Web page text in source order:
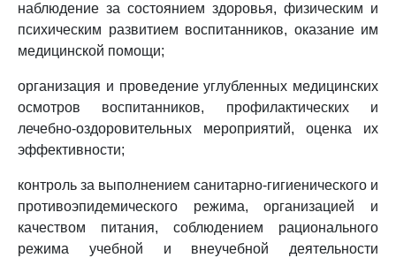
наблюдение за состоянием здоровья, физическим и
психическим развитием воспитанников, оказание им
медицинской помощи;
организация и проведение углубленных медицинских
осмотров воспитанников, профилактических и
лечебно-оздоровительных мероприятий, оценка их
эффективности;
контроль за выполнением санитарно-гигиенического и
противоэпидемического режима, организацией и
качеством питания, соблюдением рационального
режима учебной и внеучебной деятельности